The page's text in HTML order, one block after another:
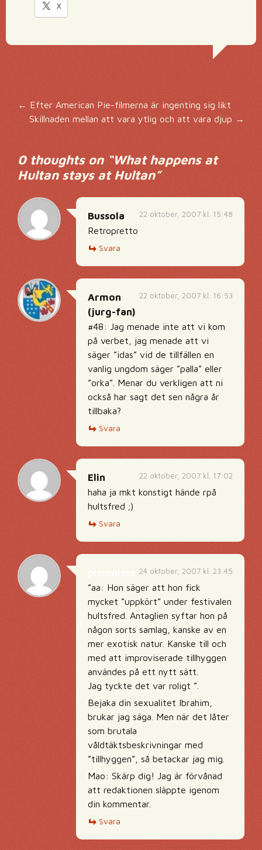
X
Inläggsnavigering
←Efter American Pie-filmerna är ingenting sig likt
Skillnaden mellan att vara ytlig och att vara djup →
0 thoughts on “What happens at
Hultan stays at Hultan”
22 oktober, 2007 kl. 15:48
Bussola
Retropretto
Svara
22 oktober, 2007 kl. 16:53
Armon
(jurg-fan)
#48: Jag menade inte att vi kom
på verbet, jag menade att vi
säger ”idas” vid de tillfällen en
vanlig ungdom säger ”palla” eller
”orka”. Menar du verkligen att ni
också har sagt det sen några år
tillbaka?
Svara
22 oktober, 2007 kl. 17:02
Elin
haha ja mkt konstigt hände rpå
hultsfred ;)
Svara
24 oktober, 2007 kl. 23:45
”aa: Hon säger att hon fick
mycket ”uppkört” under festivalen
hultsfred. Antaglien syftar hon på
någon sorts samlag, kanske av en
mer exotisk natur. Kanske till och
med att improviserade tillhyggen
användes på ett nytt sätt.
Jag tyckte det var roligt ”.
Bejaka din sexualitet Ibrahim,
brukar jag säga. Men när det låter
som brutala
våldtäktsbeskrivningar med
”tillhyggen”, så betackar jag mig.
Mao: Skärp dig! Jag är förvånad
att redaktionen släppte igenom
din kommentar.
Svara